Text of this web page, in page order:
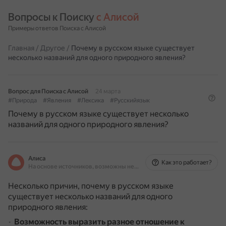
Вопросы к Поиску с Алисой
Примеры ответов Поиска с Алисой
Главная / Другое / Почему в русском языке существует
несколько названий для одного природного явления?
Вопрос для Поиска с Алисой
24 марта
#Природа
#Явления #Лексика #Русскийязык
Почему в русском языке существует несколько
названий для одного природного явления?
Алиса
На основе источников, возможны неточности
Как это работает?
Несколько причин, почему в русском языке
существует несколько названий для одного
природного явления:
Возможность выразить разное отношение к